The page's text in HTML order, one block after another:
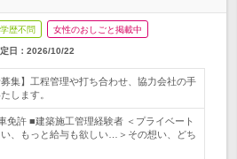
学歴不問 女性のおしごと掲載中
日： 2026/10/22
募集】工程管理や打ち合わせ、協力会社の手
します。
免許 ■建築施工管理経験者 ＜プライベート
、もっと給与も欲しい…＞その想い、どち